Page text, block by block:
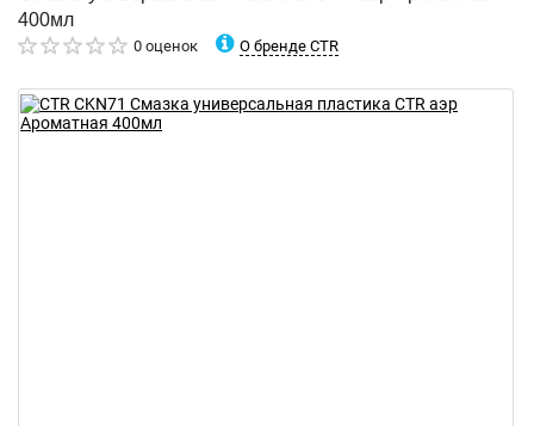
400мл
0 оценок О бренде CTR